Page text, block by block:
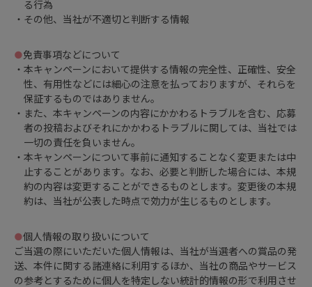
る行為
・その他、当社が不適切と判断する情報
●免責事項などについて
・本キャンペーンにおいて提供する情報の完全性、正確性、安全
性、有用性などには細心の注意を払っておりますが、それらを
保証するものではありません。
・また、本キャンペーンの内容にかかわるトラブルを含む、応募
者の投稿およびそれにかかわるトラブルに関しては、当社では
一切の責任を負いません。
・本キャンペーンについて事前に通知することなく変更または中
止することがあります。なお、必要と判断した場合には、本規
約の内容は変更することができるものとします。変更後の本規
約は、当社が公表した時点で効力が生じるものとします。
●個人情報の取り扱いについて
ご当選の際にいただいた個人情報は、当社が当選者への賞品の発
送、本件に関する諸連絡に利用するほか、当社の商品やサービス
の参考とするために個人を特定しない統計的情報の形で利用させ